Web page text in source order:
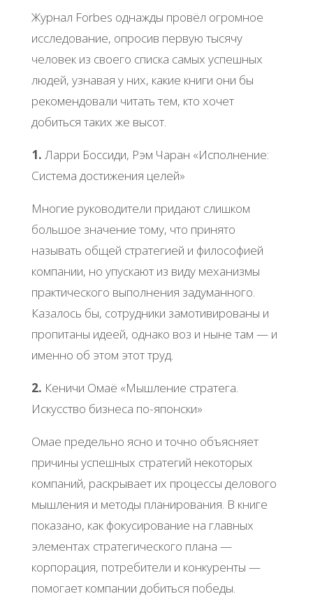
Журнал Forbes однажды провёл огромное
исследование, опросив первую тысячу
человек из своего списка самых успешных
людей, узнавая у них, какие книги они бы
рекомендовали читать тем, кто хочет
добиться таких же высот.
1. Ларри Боссиди, Рэм Чаран «Исполнение:
Система достижения целей»
Многие руководители придают слишком
большое значение тому, что принято
называть общей стратегией и философией
компании, но упускают из виду механизмы
практического выполнения задуманного.
Казалось бы, сотрудники замотивированы и
пропитаны идеей, однако воз и ныне там — и
именно об этом этот труд.
2. Кеничи Омаё «Мышление стратега.
Искусство бизнеса по-японски»
Омае предельно ясно и точно объясняет
причины успешных стратегий некоторых
компаний, раскрывает их процессы делового
мышления и методы планирования. В книге
показано, как фокусирование на главных
элементах стратегического плана —
корпорация, потребители и конкуренты —
помогает компании добиться победы.